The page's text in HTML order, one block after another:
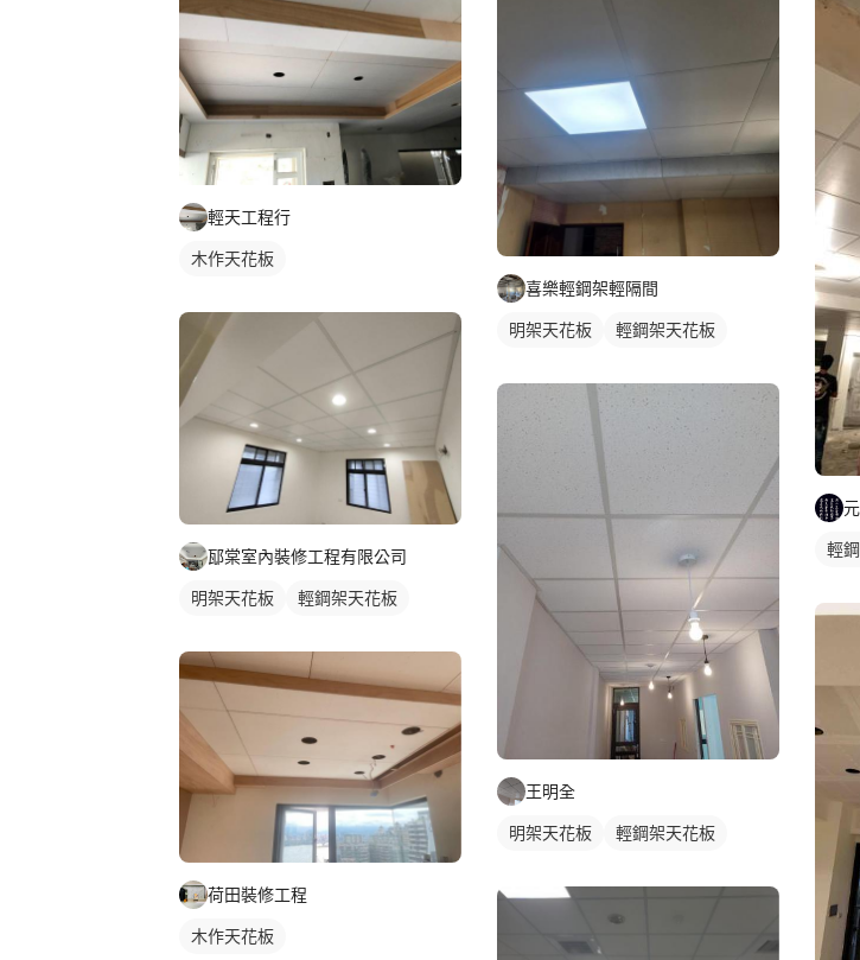
輕天工程行
木作天花板
邷棠室內裝修工程有限公司
明架天花板 輕鋼架天花板
荷田裝修工程
木作天花板
喜樂輕鋼架輕隔間
明架天花板 輕鋼架天花板
王明全
明架天花板 輕鋼架天花板
輕